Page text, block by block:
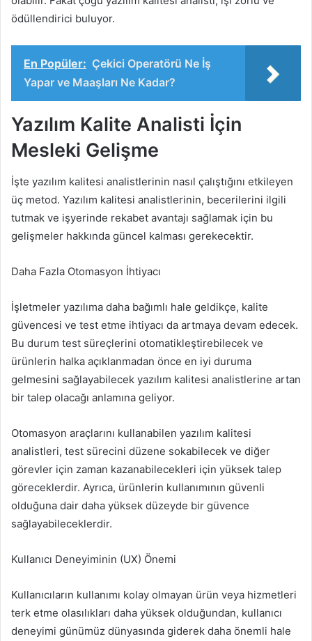
ödüllendirici buluyor.
En Popüler: Çekici Operatörü Ne İş
Yapar ve Maaşları Ne Kadar?
Yazılım Kalite Analisti İçin
Mesleki Gelişme
İşte yazılım kalitesi analistlerinin nasıl çalıştığını etkileyen
üç metod. Yazılım kalitesi analistlerinin, becerilerini ilgili
tutmak ve işyerinde rekabet avantajı sağlamak için bu
gelişmeler hakkında güncel kalması gerekecektir.
Daha Fazla Otomasyon İhtiyacı
İşletmeler yazılıma daha bağımlı hale geldikçe, kalite
güvencesi ve test etme ihtiyacı da artmaya devam edecek.
Bu durum test süreçlerini otomatikleştirebilecek ve
ürünlerin halka açıklanmadan önce en iyi duruma
gelmesini sağlayabilecek yazılım kalitesi analistlerine artan
bir talep olacağı anlamına geliyor.
Otomasyon araçlarını kullanabilen yazılım kalitesi
analistleri, test sürecini düzene sokabilecek ve diğer
görevler için zaman kazanabilecekleri için yüksek talep
göreceklerdir. Ayrıca, ürünlerin kullanımının güvenli
olduğuna dair daha yüksek düzeyde bir güvence
sağlayabileceklerdir.
Kullanıcı Deneyiminin (UX) Önemi
Kullanıcıların kullanımı kolay olmayan ürün veya hizmetleri
terk etme olasılıkları daha yüksek olduğundan, kullanıcı
deneyimi günümüz dünyasında giderek daha önemli hale